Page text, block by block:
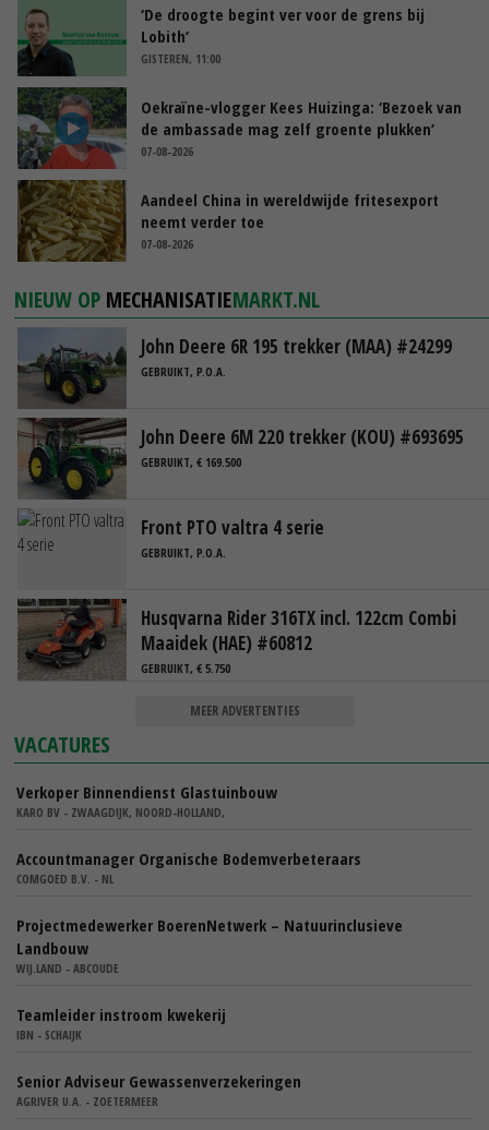
‘De droogte begint ver voor de grens bij
Lobith’
GISTEREN, 11:00
Oekraïne-vlogger Kees Huizinga: ‘Bezoek van
de ambassade mag zelf groente plukken’
07-08-2026
Aandeel China in wereldwijde fritesexport
neemt verder toe
07-08-2026
NIEUW OP MECHANISATIEMARKT.NL
John Deere 6R 195 trekker (MAA) #24299
GEBRUIKT, P.O.A.
John Deere 6M 220 trekker (KOU) #693695
GEBRUIKT, € 169.500
Front PTO valtra 4 serie
GEBRUIKT, P.O.A.
Husqvarna Rider 316TX incl. 122cm Combi
Maaidek (HAE) #60812
GEBRUIKT, € 5.750
MEER ADVERTENTIES
VACATURES
Verkoper Binnendienst Glastuinbouw
KARO BV - ZWAAGDIJK, NOORD-HOLLAND,
Accountmanager Organische Bodemverbeteraars
COMGOED B.V. - NL
Projectmedewerker BoerenNetwerk – Natuurinclusieve
Landbouw
WIJ.LAND - ABCOUDE
Teamleider instroom kwekerij
IBN - SCHAIJK
Senior Adviseur Gewassenverzekeringen
AGRIVER U.A. - ZOETERMEER